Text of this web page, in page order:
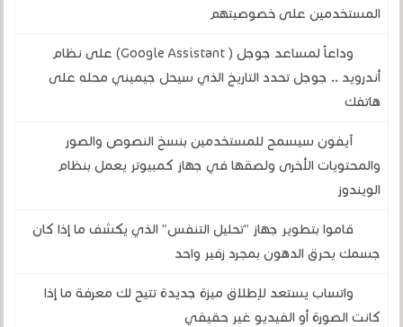
المستخدمين على خصوصيتهم
وداعاً لمساعد جوجل ( Google Assistant) على نظام
أندرويد .. جوجل تحدد التاريخ الذي سيحل جيميني محله على
هاتفك
آيفون سيسمح للمستخدمين بنسخ النصوص والصور
والمحتويات الأخرى ولصقها في جهاز كمبيوتر يعمل بنظام
الويندوز
قاموا بتطوير جهاز "تحليل التنفس" الذي يكشف ما إذا كان
جسمك يحرق الدهون بمجرد زفير واحد
واتساب يستعد لإطلاق ميزة جديدة تتيح لك معرفة ما إذا
كانت الصورة أو الفيديو غير حقيقي